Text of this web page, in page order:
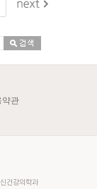
약관
건강의학과